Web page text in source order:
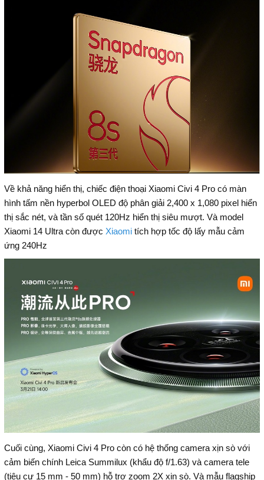
Về khả năng hiển thị, chiếc điện thoại Xiaomi Civi 4 Pro có màn
hình tấm nền hyperbol OLED độ phân giải 2,400 x 1,080 pixel hiển
thị sắc nét, và tần số quét 120Hz hiển thị siêu mượt. Và model
Xiaomi 14 Ultra còn được Xiaomitích hợp tốc độ lấy mẫu cảm
ứng 240Hz
Cuối cùng, Xiaomi Civi 4 Pro còn có hệ thống camera xịn sò với
cảm biến chính Leica Summilux (khẩu độ f/1.63) và camera tele
(tiêu cự 15 mm - 50 mm) hỗ trợ zoom 2X xịn sò. Và mẫu flagship